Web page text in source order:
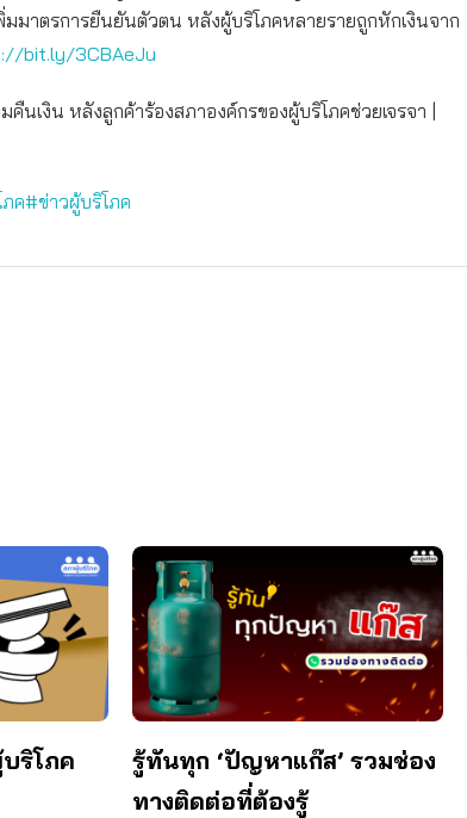
มาตรการยืนยันตัวตน หลังผู้บริโภคหลายรายถูกหักเงินจาก
bit.ly/3CBAeJu
นเงิน หลังลูกค้าร้องสภาองค์กรของผู้บริโภคช่วยเจรจา |
ค#ข่าวผู้บริโภค
ริโภค
รู้ทันทุก ‘ปัญหาแก๊ส’ รวมช่อง
ทางติดต่อที่ต้องรู้